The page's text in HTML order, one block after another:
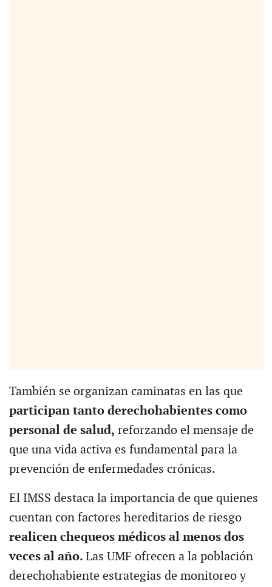
También se organizan caminatas en las que
participan tanto derechohabientes como
personal de salud, reforzando el mensaje de
que una vida activa es fundamental para la
prevención de enfermedades crónicas.
El IMSS destaca la importancia de que quienes
cuentan con factores hereditarios de riesgo
realicen chequeos médicos al menos dos
veces al año. Las UMF ofrecen a la población
derechohabiente estrategias de monitoreo y